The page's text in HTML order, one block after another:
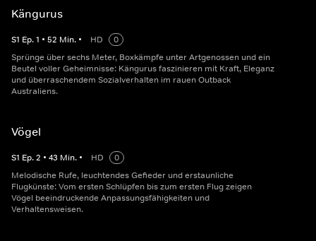
Kängurus
S1 Ep.1 • 52 Min. • HD
0
Sprünge über sechs Meter, Boxkämpfe unter Artgenossen und ein
Beutel voller Geheimnisse: Kängurus faszinieren mit Kraft, Eleganz
und überraschendem Sozialverhalten im rauen Outback
Australiens.
Vögel
S1 Ep.2 • 43 Min. • HD
0
Melodische Rufe, leuchtendes Gefieder und erstaunliche
Flugkünste: Vom ersten Schlüpfen bis zum ersten Flug zeigen
Vögel beeindruckende Anpassungsfähigkeiten und
Verhaltensweisen.